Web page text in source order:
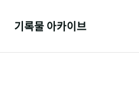
기록물 아카이브